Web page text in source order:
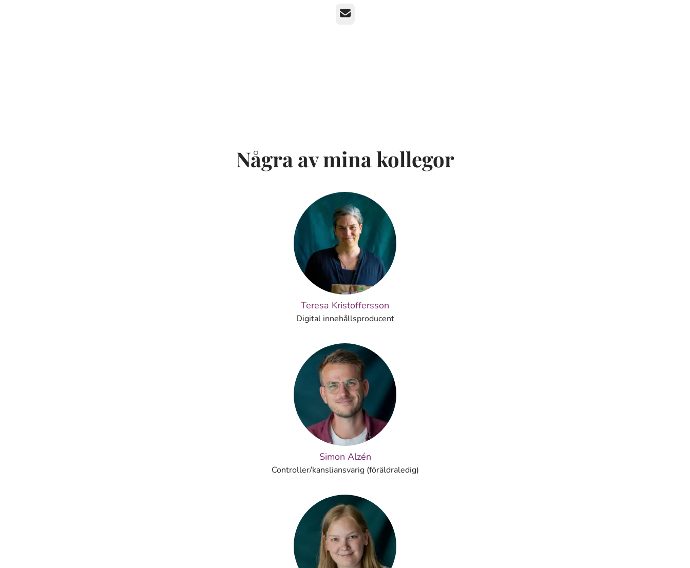
E-post
Några av mina kollegor
Teresa Kristoffersson
Digital innehållsproducent
Simon Alzén
Controller/kansliansvarig (föräldraledig)